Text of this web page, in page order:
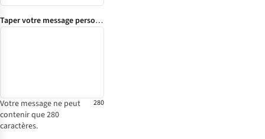
Taper votre message personnel
Votre message ne peut
contenir que 280
caractères.
280